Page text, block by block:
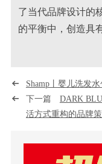
了当代品牌设计
的平衡中，创造具
Shamp丨婴儿洗发
下一篇 DARK
活方式重构的品牌